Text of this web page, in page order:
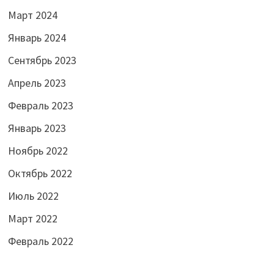
Март 2024
Январь 2024
Сентябрь 2023
Апрель 2023
Февраль 2023
Январь 2023
Ноябрь 2022
Октябрь 2022
Июль 2022
Март 2022
Февраль 2022